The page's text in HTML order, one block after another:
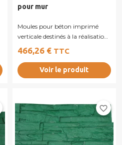
pour mur
Moules pour béton imprimé
verticale destinés à la réalisation
de murs, murets ou façades en...
466,26 € TTC
Voir le produit
favorite_border